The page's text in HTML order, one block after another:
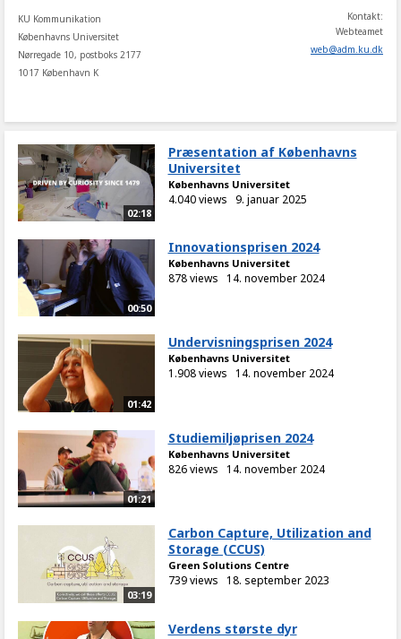
KU Kommunikation
Københavns Universitet
Nørregade 10, postboks 2177
1017 København K
Kontakt:
Webteamet
web@adm ku dk
02:18
Præsentation af Københavns
Universitet
Københavns Universitet
4.040 views 9. januar 2025
00:50
Innovationsprisen 2024
Københavns Universitet
878 views 14. november 2024
01:42
Undervisningsprisen 2024
Københavns Universitet
1.908 views 14. november 2024
01:21
Studiemiljøprisen 2024
Københavns Universitet
826 views 14. november 2024
03:19
Carbon Capture, Utilization and
Storage (CCUS)
Green Solutions Centre
739 views 18. september 2023
Verdens største dyr